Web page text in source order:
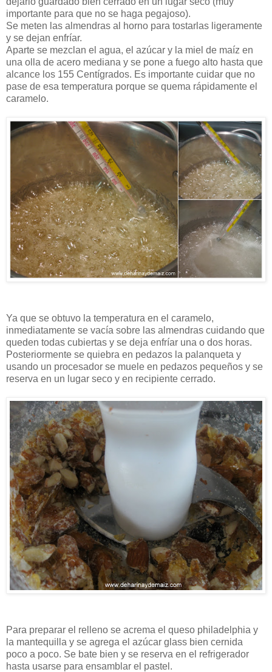
importante para que no se haga pegajoso).
Se meten las almendras al horno para tostarlas ligeramente
y se dejan enfríar.
Aparte se mezclan el agua, el azúcar y la miel de maíz en
una olla de acero mediana y se pone a fuego alto hasta que
alcance los 155 Centígrados. Es importante cuidar que no
pase de esa temperatura porque se quema rápidamente el
caramelo.
Ya que se obtuvo la temperatura en el caramelo,
inmediatamente se vacía sobre las almendras cuidando que
queden todas cubiertas y se deja enfríar una o dos horas.
Posteriormente se quiebra en pedazos la palanqueta y
usando un procesador se muele en pedazos pequeños y se
reserva en un lugar seco y en recipiente cerrado.
Para preparar el relleno se acrema el queso philadelphia y
la mantequilla y se agrega el azúcar glass bien cernida
poco a poco. Se bate bien y se reserva en el refrigerador
hasta usarse para ensamblar el pastel.